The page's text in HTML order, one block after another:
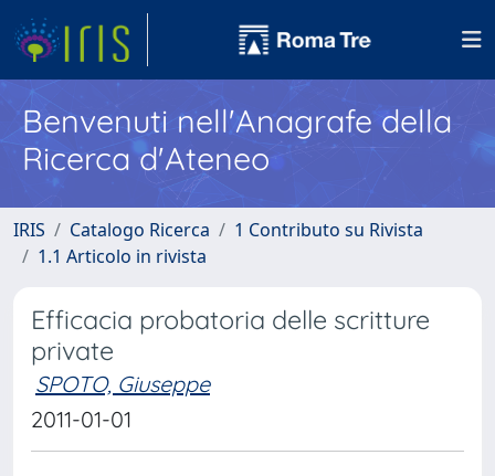
Benvenuti nell'Anagrafe della
Ricerca d'Ateneo
IRIS Catalogo Ricerca
1 Contributo su Rivista
1.1 Articolo in rivista
Efficacia probatoria delle scritture
private
SPOTO, Giuseppe
2011-01-01